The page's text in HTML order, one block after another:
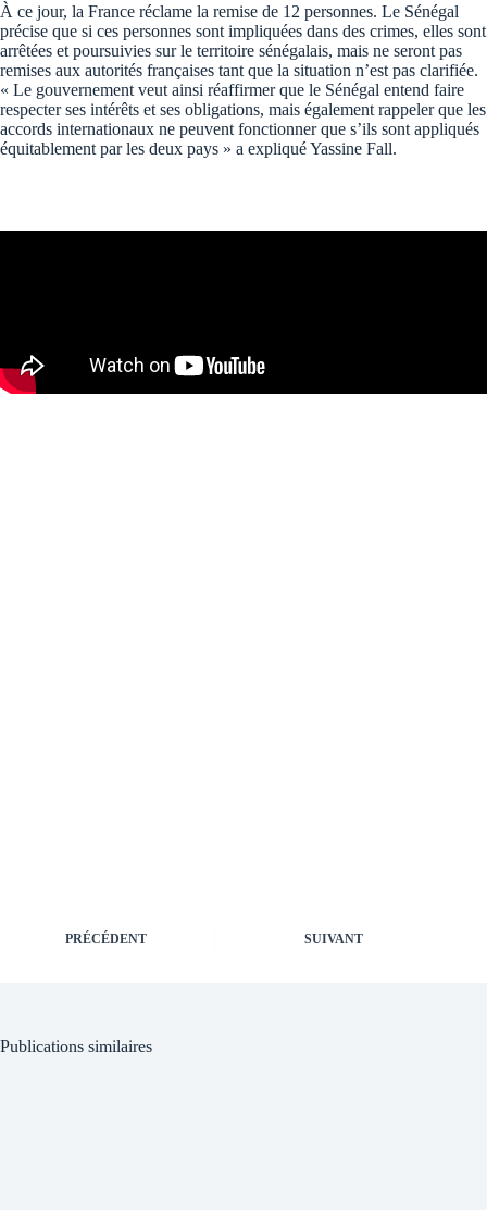
À ce jour, la France réclame la remise de 12 personnes. Le Sénégal
précise que si ces personnes sont impliquées dans des crimes, elles sont
arrêtées et poursuivies sur le territoire sénégalais, mais ne seront pas
remises aux autorités françaises tant que la situation n’est pas clarifiée.
« Le gouvernement veut ainsi réaffirmer que le Sénégal entend faire
respecter ses intérêts et ses obligations, mais également rappeler que les
accords internationaux ne peuvent fonctionner que s’ils sont appliqués
équitablement par les deux pays » a expliqué Yassine Fall.
PRÉCÉDENT SUIVANT
Publications similaires